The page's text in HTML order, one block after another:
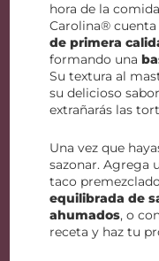
hora de la
Carolina®
de primera
formando una
Su textura al
su delicioso
extrañarás las
Una vez que
sazonar. Agrega
taco
equilibrada de
ahumados, o
receta y haz tu